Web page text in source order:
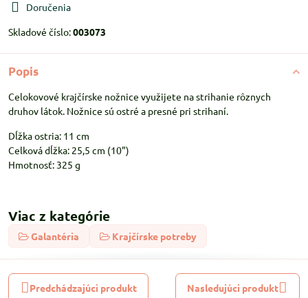
Doručenia
Skladové číslo:003073
Popis
Celokovové krajčírske nožnice využijete na strihanie rôznych
druhov látok. Nožnice sú ostré a presné pri strihaní.
Dĺžka ostria: 11 cm
Celková dĺžka: 25,5 cm (10")
Hmotnosť: 325 g
Viac z kategórie
Galantéria Krajčírske potreby
Predchádzajúci produkt Nasledujúci produkt